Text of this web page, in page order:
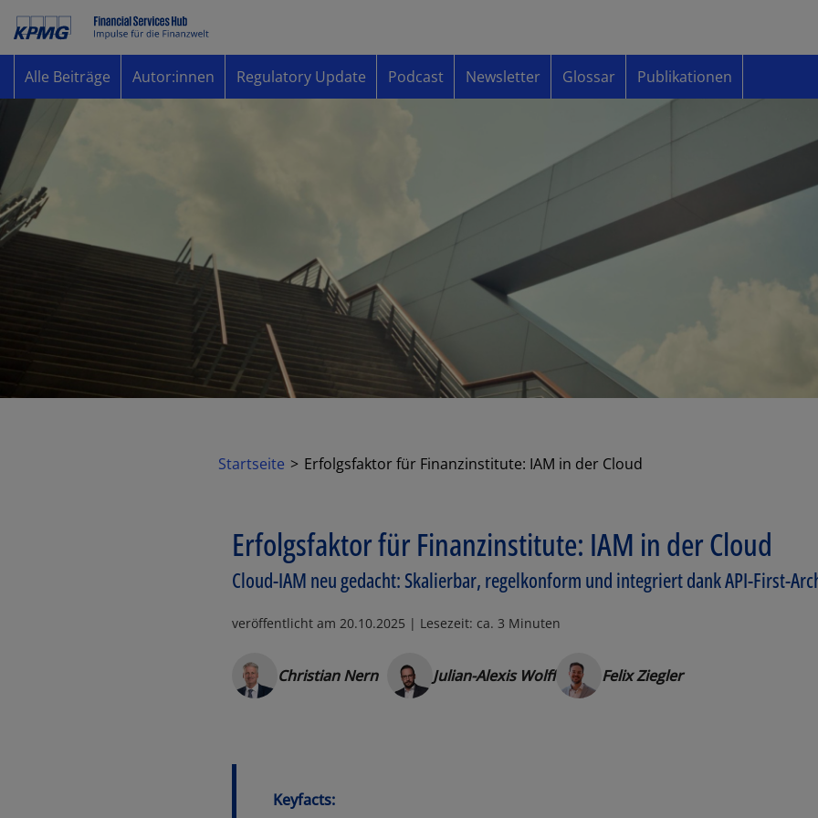
Alle Beiträge Autor:innen Regulatory Update Podcast Newsletter Glossar Publikationen
Startseite Erfolgsfaktor für Finanzinstitute: IAM in der Cloud
Erfolgsfaktor für Finanzinstitute: IAM in der Cloud
Cloud-IAM neu gedacht: Skalierbar, regelkonform und integriert dank API-First-
veröffentlicht am 20.10.2025 | Lesezeit: ca. 3 Minuten
Christian Nern Julian-Alexis Wolff Felix Ziegler
Keyfacts: